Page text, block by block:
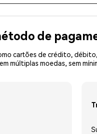
de
cartões de crédito,
múltiplas moedas, sem